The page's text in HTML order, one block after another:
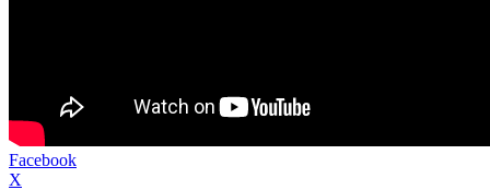
Facebook
X